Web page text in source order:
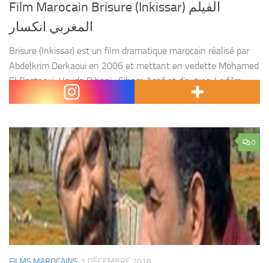
Film Marocain Brisure (Inkissar) الفيلم
المغربي انكسار
Brisure (Inkissar) est un film dramatique marocain réalisé par
Abdelkrim Derkaoui en 2006 et mettant en vedette Mohamed
El Bastaoui, Houda Rihani , Siham Assif et d’autres. Le film
raconte l’histoire d’une famille moyenne...
0